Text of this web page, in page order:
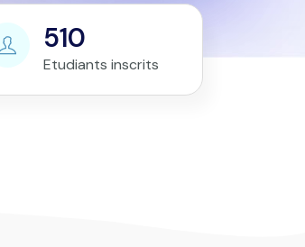
510
Etudiants inscrits